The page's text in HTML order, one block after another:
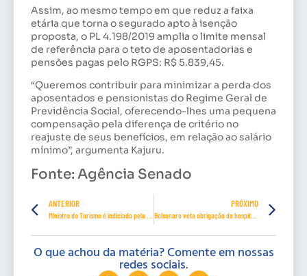
Assim, ao mesmo tempo em que reduz a faixa
etária que torna o segurado apto à isenção
proposta, o PL 4.198/2019 amplia o limite mensal
de referência para o teto de aposentadorias e
pensões pagas pelo RGPS: R$ 5.839,45.
“Queremos contribuir para minimizar a perda dos
aposentados e pensionistas do Regime Geral de
Previdência Social, oferecendo-lhes uma pequena
compensação pela diferença de critério no
reajuste de seus benefícios, em relação ao salário
mínimo”, argumenta Kajuru.
Fonte: Agência Senado
ANTERIOR PRÓXIMO
Bolsonaro veta obrigação de hospitais de notificar suspeitas de violência contra a mulher
O que achou da matéria? Comente em nossas
redes sociais.